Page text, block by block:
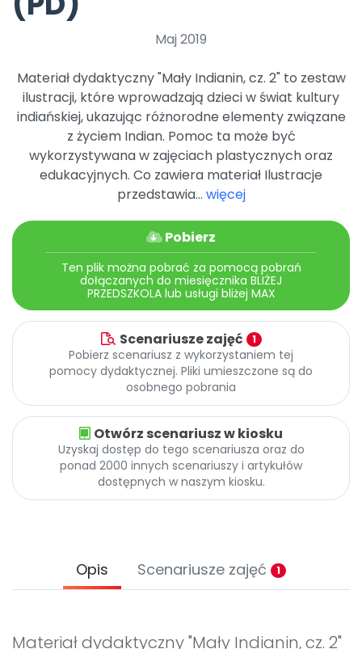
Archiwalne numery
Promocje
Maj 2019
Materiał dydaktyczny "Mały Indianin, cz. 2" to zestaw
ilustracji, które wprowadzają dzieci w świat kultury
indiańskiej, ukazując różnorodne elementy związane
z życiem Indian. Pomoc ta może być
wykorzystywana w zajęciach plastycznych oraz
edukacyjnych. Co zawiera materiał Ilustracje
przedstawia... więcej
Pobierz
Ten plik można pobrać za pomocą pobrań
dołączanych do miesięcznika BLIŻEJ
PRZEDSZKOLA lub usługi bliżej MAX
Scenariusze zajęć 1
Pobierz scenariusz z wykorzystaniem tej
pomocy dydaktycznej. Pliki umieszczone są do
osobnego pobrania
Otwórz scenariusz w kiosku
Uzyskaj dostęp do tego scenariusza oraz do
ponad 2000 innych scenariuszy i artykułów
dostępnych w naszym kiosku.
Opis Scenariusze zajęć 1
Materiał dydaktyczny "Mały Indianin, cz. 2"